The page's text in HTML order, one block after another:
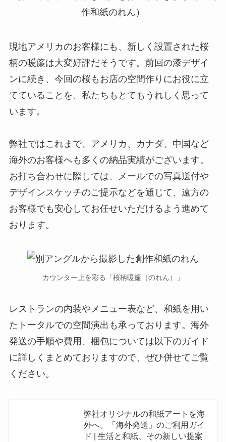
現地アメリカのお客様にも、新しく設置された桜
柄の暖簾は大変好評だそうです。前回の漆デザイ
ンに続き、今回の桜もお店の空間作りにお役に立
てていることを、私たちもとてもうれしく思って
います。
弊社ではこれまで、アメリカ、カナダ、中国など
海外のお客様へも多くの納品実績がございます。
お打ち合わせに際しては、メールでの写真送付や
デザインスケッチのご提示などを通じて、遠方の
お客様でも安心してお任せいただけるよう進めて
おります。
カウンター上を彩る「桜柄暖簾（のれん）」
レストランの内装やメニュー表など、和紙を用い
たトータルでの空間演出も承っております。海外
発送の手順や費用、梱包については以下のガイド
に詳しくまとめておりますので、ぜひ併せてご覧
ください。
弊社オリジナルの和紙アートを海
外へ。「海外発送」のご利用ガイ
ド | 生活と和紙、その新しい提案